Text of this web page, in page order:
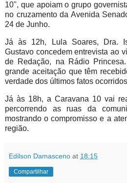
10", que apoiam o grupo
no cruzamento da Avenida
24 de Junho.
Já às 12h, Lula Soares, Dra.
Gustavo concedem entrevista ao
de Redação, na Rádio
grande aceitação que têm
verdade dos últimos fatos
Já às 18h, a Caravana 10 vai
percorrendo as ruas da
mostrando o compromisso e a
região.
Edilson Damasceno at 18:15
Compartilhar